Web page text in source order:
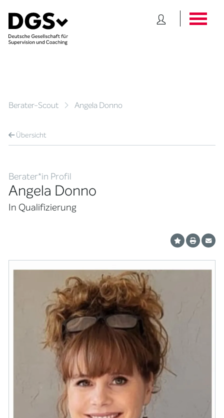
Berater-Scout Angela Donno
Übersicht
Berater*in Profil
Angela Donno
In Qualifizierung